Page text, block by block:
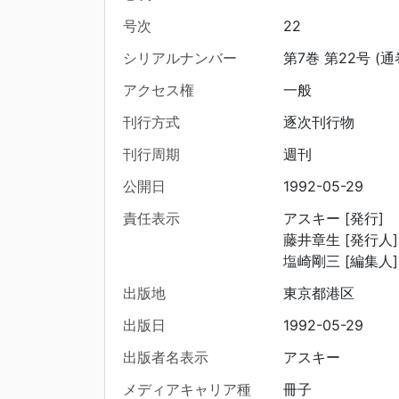
号次
22
シリアルナンバー
第7巻 第22号 (通
アクセス権
一般
刊行方式
逐次刊行物
刊行周期
週刊
公開日
1992-05-29
責任表示
アスキー [発行]
藤井章生 [発行人]
塩崎剛三 [編集人]
出版地
東京都港区
出版日
1992-05-29
出版者名表示
アスキー
メディアキャリア種
冊子